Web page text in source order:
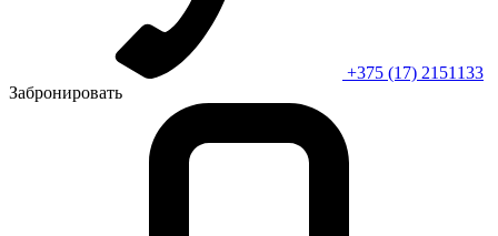
+375 (17) 2151133
Забронировать